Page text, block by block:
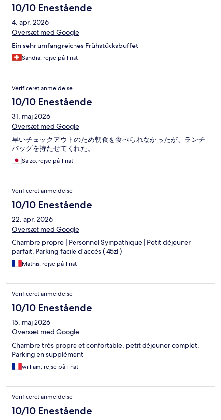
10/10 Enestående
4. apr. 2026
Oversæt med Google
Ein sehr umfangreiches Frühstücksbuffet
Sandra, rejse på 1 nat
Verificeret anmeldelse
10/10 Enestående
31. maj 2026
Oversæt med Google
早いチェックアウトのため朝食を食べられなかったが、ランチ
バッグを持たせてくれた。
Saizo, rejse på 1 nat
Verificeret anmeldelse
10/10 Enestående
22. apr. 2026
Oversæt med Google
Chambre propre | Personnel Sympathique | Petit déjeuner
parfait. Parking facile d’accès ( 45zl )
Mathis, rejse på 1 nat
Verificeret anmeldelse
10/10 Enestående
15. maj 2026
Oversæt med Google
Chambre très propre et confortable, petit déjeuner complet.
Parking en supplément
william, rejse på 1 nat
Verificeret anmeldelse
10/10 Enestående